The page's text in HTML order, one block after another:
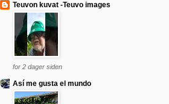
Teuvon kuvat -Teuvo images
for 2 dager siden
Así me gusta el mundo